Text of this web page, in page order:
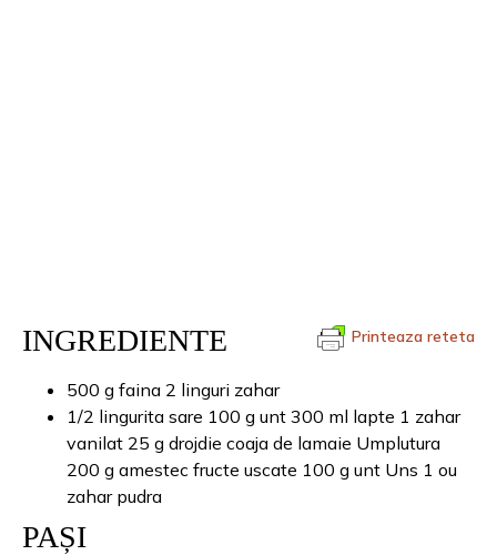
Printeaza reteta
INGREDIENTE
500 g faina 2 linguri zahar
1/2 lingurita sare 100 g unt 300 ml lapte 1 zahar
vanilat 25 g drojdie coaja de lamaie Umplutura
200 g amestec fructe uscate 100 g unt Uns 1 ou
zahar pudra
PAȘI